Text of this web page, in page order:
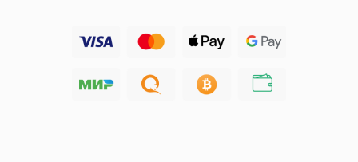
Хабаровск